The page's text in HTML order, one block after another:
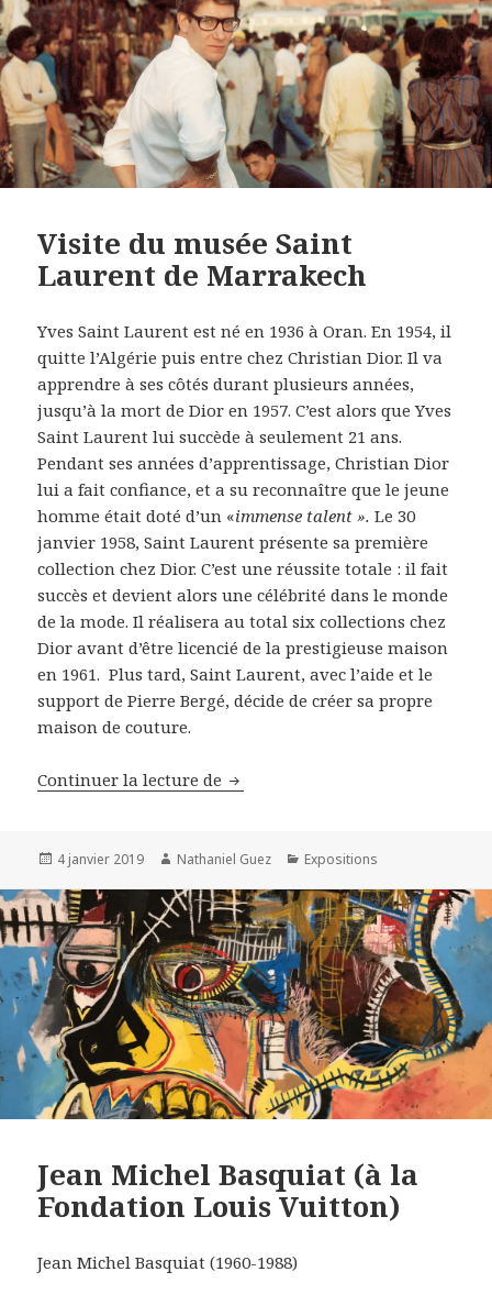
Visite du musée Saint
Laurent de Marrakech
Yves Saint Laurent est né en 1936 à Oran. En 1954, il
quitte l’Algérie puis entre chez Christian Dior. Il va
apprendre à ses côtés durant plusieurs années,
jusqu’à la mort de Dior en 1957. C’est alors que Yves
Saint Laurent lui succède à seulement 21 ans.
Pendant ses années d’apprentissage, Christian Dior
lui a fait confiance, et a su reconnaître que le jeune
homme était doté d’un «immense talent ».Le 30
janvier 1958, Saint Laurent présente sa première
collection chez Dior. C’est une réussite totale : il fait
succès et devient alors une célébrité dans le monde
de la mode. Il réalisera au total six collections chez
Dior avant d’être licencié de la prestigieuse maison
en 1961. Plus tard, Saint Laurent, avec l’aide et le
support de Pierre Bergé, décide de créer sa propre
maison de couture.
Continuer la lecture de Visite du musée Saint Laurent
Publié
4 janvier 2019 Auteur
Nathaniel Guez Catégories
Expositions
Jean Michel Basquiat (à la
Fondation Louis Vuitton)
Jean Michel Basquiat (1960-1988)